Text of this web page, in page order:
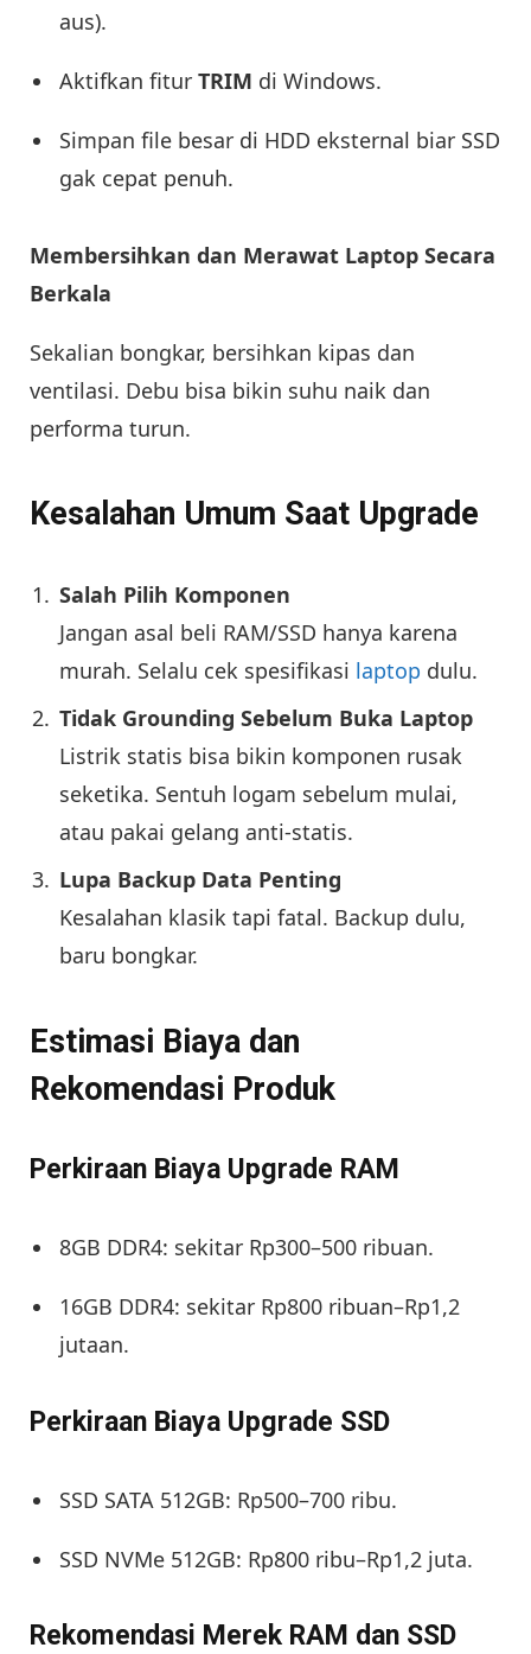
aus).
Aktifkan fitur TRIM di Windows.
Simpan file besar di HDD eksternal biar SSD
gak cepat penuh.
Membersihkan dan Merawat Laptop Secara
Berkala
Sekalian bongkar, bersihkan kipas dan
ventilasi. Debu bisa bikin suhu naik dan
performa turun.
Kesalahan Umum Saat Upgrade
Salah Pilih Komponen
Jangan asal beli RAM/SSD hanya karena
murah. Selalu cek spesifikasi laptop dulu.
Tidak Grounding Sebelum Buka Laptop
Listrik statis bisa bikin komponen rusak
seketika. Sentuh logam sebelum mulai,
atau pakai gelang anti-statis.
Lupa Backup Data Penting
Kesalahan klasik tapi fatal. Backup dulu,
baru bongkar.
Estimasi Biaya dan
Rekomendasi Produk
Perkiraan Biaya Upgrade RAM
8GB DDR4: sekitar Rp300–500 ribuan.
16GB DDR4: sekitar Rp800 ribuan–Rp1,2
jutaan.
Perkiraan Biaya Upgrade SSD
SSD SATA 512GB: Rp500–700 ribu.
SSD NVMe 512GB: Rp800 ribu–Rp1,2 juta.
Rekomendasi Merek RAM dan SSD